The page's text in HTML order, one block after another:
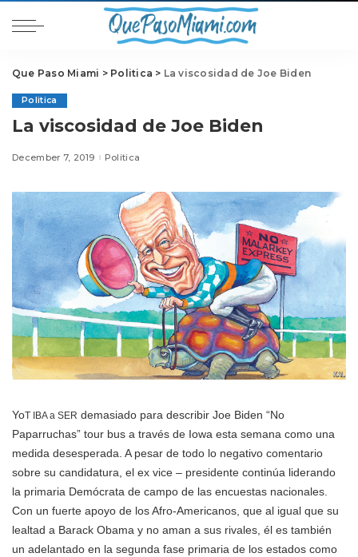
Que Paso Miami > Politica > La viscosidad de Joe Biden
Politica
La viscosidad de Joe Biden
December 7, 2019 Politica
YoT IBA a SER demasiado para describir Joe Biden “No
Paparruchas” tour bus a través de Iowa esta semana como una
medida desesperada. A pesar de todo lo negativo comentario
sobre su candidatura, el ex vice – presidente continúa liderando
la primaria Demócrata de campo de las encuestas nacionales.
Con un fuerte apoyo de los Afro-Americanos, que al igual que su
lealtad a Barack Obama y no aman a sus rivales, él es también
un adelantado en la segunda fase primaria de los estados como